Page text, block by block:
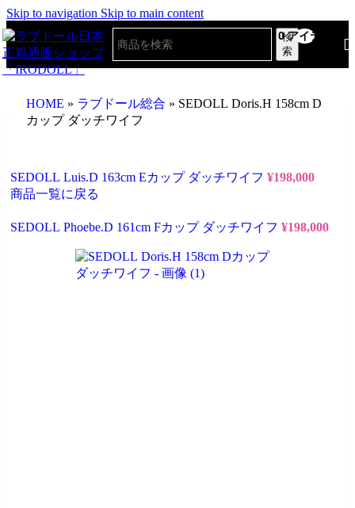
Skip to navigation Skip to main content
検
索
0アイテム
HOME » ラブドール総合 » SEDOLL Doris.H 158cm D
カップ ダッチワイフ
SEDOLL Luis.D 163cm Eカップ ダッチワイフ ¥198,000
商品一覧に戻る
SEDOLL Phoebe.D 161cm Fカップ ダッチワイフ ¥198,000